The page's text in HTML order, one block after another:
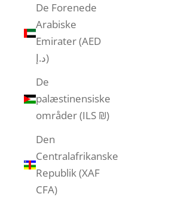
De Forenede
Arabiske
Emirater (AED
د.إ)
De
palæstinensiske
områder (ILS ₪)
Den
Centralafrikanske
Republik (XAF
CFA)